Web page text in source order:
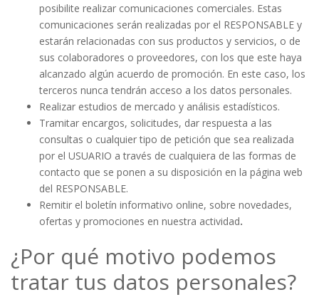
posibilite realizar comunicaciones comerciales. Estas
comunicaciones serán realizadas por el RESPONSABLE y
estarán relacionadas con sus productos y servicios, o de
sus colaboradores o proveedores, con los que este haya
alcanzado algún acuerdo de promoción. En este caso, los
terceros nunca tendrán acceso a los datos personales.
Realizar estudios de mercado y análisis estadísticos.
Tramitar encargos, solicitudes, dar respuesta a las
consultas o cualquier tipo de petición que sea realizada
por el USUARIO a través de cualquiera de las formas de
contacto que se ponen a su disposición en la página web
del RESPONSABLE.
Remitir el boletín informativo online, sobre novedades,
ofertas y promociones en nuestra actividad.
¿Por qué motivo podemos
tratar tus datos personales?